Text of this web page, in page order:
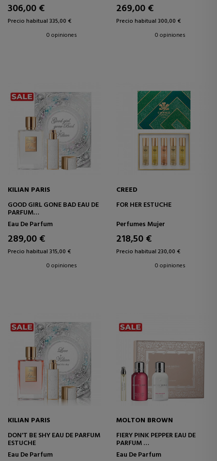
306,00 €
Precio habitual 335,00 €
0 opiniones
269,00 €
Precio habitual 300,00 €
0 opiniones
KILIAN PARIS
GOOD GIRL GONE BAD EAU DE
PARFUM
ESTUCHE
Eau De Parfum
289,00 €
Precio habitual 315,00 €
0 opiniones
CREED
FOR HER ESTUCHE
Perfumes Mujer
218,50 €
Precio habitual 230,00 €
0 opiniones
KILIAN PARIS
DON'T BE SHY EAU DE PARFUM
ESTUCHE
Eau De Parfum
MOLTON BROWN
FIERY PINK PEPPER EAU DE
PARFUM
ESTUCHE
Eau De Parfum